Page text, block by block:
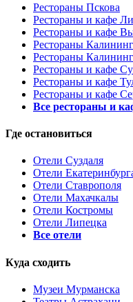
Рестораны Пскова
Рестораны и кафе
Рестораны и кафе
Рестораны
Рестораны
Рестораны и кафе
Рестораны и кафе
Рестораны и кафе
Все рестораны и
Где остановиться
Отели Суздаля
Отели
Отели Ставрополя
Отели Махачкалы
Отели Костромы
Отели Липецка
Все отели
Куда сходить
Музеи Мурманска